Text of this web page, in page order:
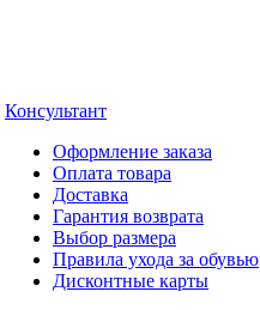
Консультант
Оформление заказа
Оплата товара
Доставка
Гарантия возврата
Выбор размера
Правила ухода за обувью
Дисконтные карты